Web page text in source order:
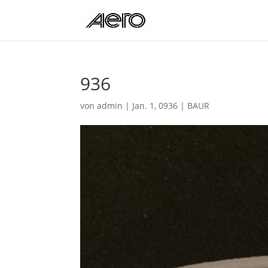
936
vonadmin | Jan. 1, 0936 | BAUR